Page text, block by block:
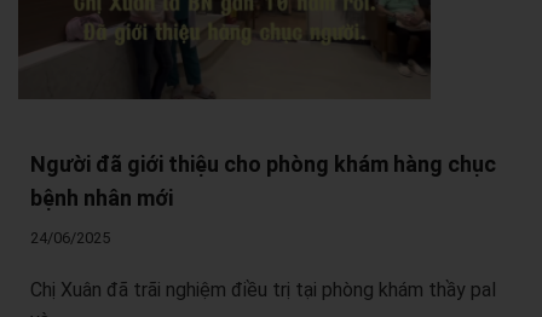
Người đã giới thiệu cho phòng khám hàng chục
bệnh nhân mới
24/06/2025
Chị Xuân đã trãi nghiệm điều trị tại phòng khám thầy pal